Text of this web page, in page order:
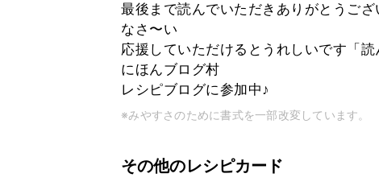
最後まで読んでいただきありがとうご
なさ〜い
応援していただけるとうれしいです「
にほんブログ村
レシピブログに参加中♪
※みやすさのために書式を一部改変しています。
その他のレシピカード